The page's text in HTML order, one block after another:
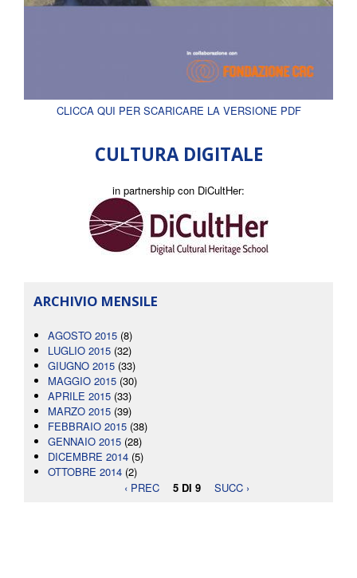
CLICCA QUI PER SCARICARE LA VERSIONE PDF
CULTURA DIGITALE
in partnership con DiCultHer:
ARCHIVIO MENSILE
AGOSTO 2015 (8)
LUGLIO 2015 (32)
GIUGNO 2015 (33)
MAGGIO 2015 (30)
APRILE 2015 (33)
MARZO 2015 (39)
FEBBRAIO 2015 (38)
GENNAIO 2015 (28)
DICEMBRE 2014 (5)
OTTOBRE 2014 (2)
‹ PREC
5 DI 9 SUCC ›